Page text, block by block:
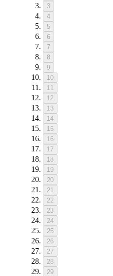
3
4
5
6
7
8
9
10
11
12
13
14
15
16
17
18
19
20
21
22
23
24
25
26
27
28
29